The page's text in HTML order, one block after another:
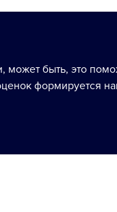
может быть, это
формируется